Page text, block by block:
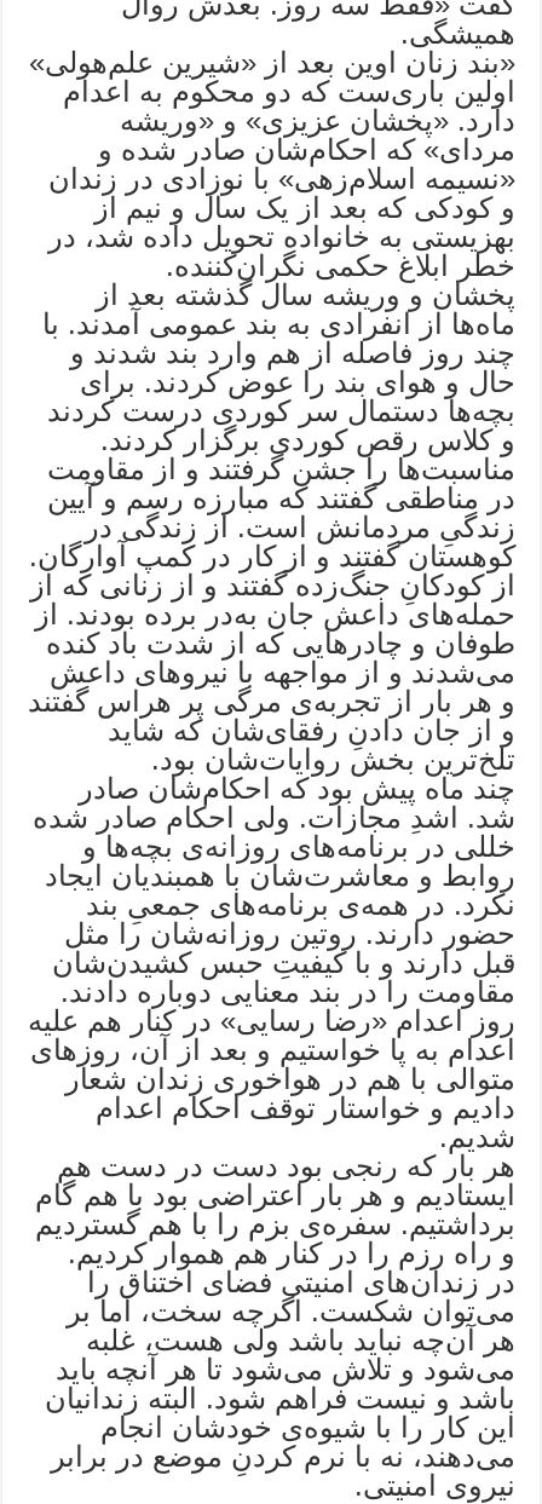
همیشگی.
«بند زنان اوین بعد از «شیرین علم‌هولی»
اولین باری‌ست که دو محکوم به اعدام
دارد. «پخشان عزیزی» و «وریشه
مردای» که احکام‌شان صادر شده و
«نسیمه اسلام‌زهی» با نوزادی در زندان
و کودکی که بعد از یک سال و نیم از
بهزیستی به خانواده تحویل داده شد، در
خطر ابلاغ حکمی نگران‌کننده.
پخشان و وریشه سال گذشته بعد از
ماه‌ها از انفرادی به بند عمومی آمدند. با
چند روز فاصله از هم وارد بند شدند و
حال و هوای بند را عوض کردند. برای
بچه‌ها دستمال سر کوردی درست کردند
و کلاس رقص کوردی برگزار کردند.
مناسبت‌ها را جشن گرفتند و از مقاومت
در مناطقی گفتند که مبارزه رسم و آیین
زندگیِ مردمانش است. از زندگی در
کوهستان گفتند و از کار در کمپ آوارگان.
از کودکانِ جنگ‌زده گفتند و از زنانی که از
حمله‌های داعش جان به‌در برده بودند. از
طوفان و چادرهایی که از شدت باد کنده
می‌شدند و از مواجهه با نیروهای داعش
و هر بار از تجربه‌ی مرگی پر هراس گفتند
و از جان دادنِ رفقای‌شان که شاید
تلخ‌ترین بخش روایات‌شان بود.
چند ماه پیش بود که احکام‌شان صادر
شد. اشدِ مجازات. ولی احکام صادر شده
خللی در برنامه‌های روزانه‌ی بچه‌ها و
روابط و معاشرت‌شان با همبندیان ایجاد
نکرد. در همه‌ی برنامه‌های جمعیِ بند
حضور دارند. روتین روزانه‌شان را مثل
قبل دارند و با کیفیتِ حبس کشیدن‌شان
مقاومت را در بند معنایی دوباره دادند.
روز اعدام «رضا رسایی» در کنار هم علیه
اعدام به پا خواستیم و بعد از آن، روزهای
متوالی با هم در هواخوری زندان شعار
دادیم و خواستار توقف احکام اعدام
شدیم.
هر بار که رنجی بود دست در دست هم
ایستادیم و هر بار اعتراضی بود با هم گام
برداشتیم. سفره‌ی بزم را با هم گستردیم
و راه رزم را در کنار هم هموار کردیم.
در زندان‌های امنیتی فضای اختناق را
می‌توان شکست. اگرچه سخت، اما بر
هر آن‌چه نباید باشد ولی هست، غلبه
می‌شود و تلاش می‌شود تا هر آنچه باید
باشد و نیست فراهم شود. البته زندانیان
این کار را با شیوه‌ی خودشان انجام
می‌دهند، نه با نرم کردنِ موضع در برابر
نیروی امنیتی.